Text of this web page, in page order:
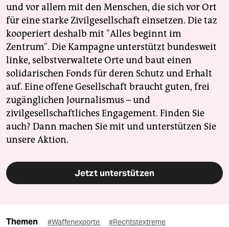
und vor allem mit den Menschen, die sich vor Ort
für eine starke Zivilgesellschaft einsetzen. Die taz
kooperiert deshalb mit "Alles beginnt im
Zentrum". Die Kampagne unterstützt bundesweit
linke, selbstverwaltete Orte und baut einen
solidarischen Fonds für deren Schutz und Erhalt
auf. Eine offene Gesellschaft braucht guten, frei
zugänglichen Journalismus – und
zivilgesellschaftliches Engagement. Finden Sie
auch? Dann machen Sie mit und unterstützen Sie
unsere Aktion.
Jetzt unterstützen
Themen #Waffenexporte #Rechtstextreme